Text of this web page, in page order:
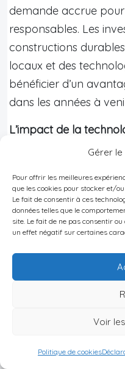
Gérer
Pour offrir les meilleures
que les cookies pour stocker et/
Le fait de consentir à ces
données telles que le
site. Le fait de ne pas consentir
un effet négatif sur certaines
Voir
Politique de cookies
demande accrue
responsables. Les
constructions
locaux et des
bénéficier d’un
dans les années à
L’impact de la
L’évolution
transformer le
L’utilisation
les visites de
automatisée pour les
luxe sont autant de
l’avenir du secteur.
leurs biens et
Le développement